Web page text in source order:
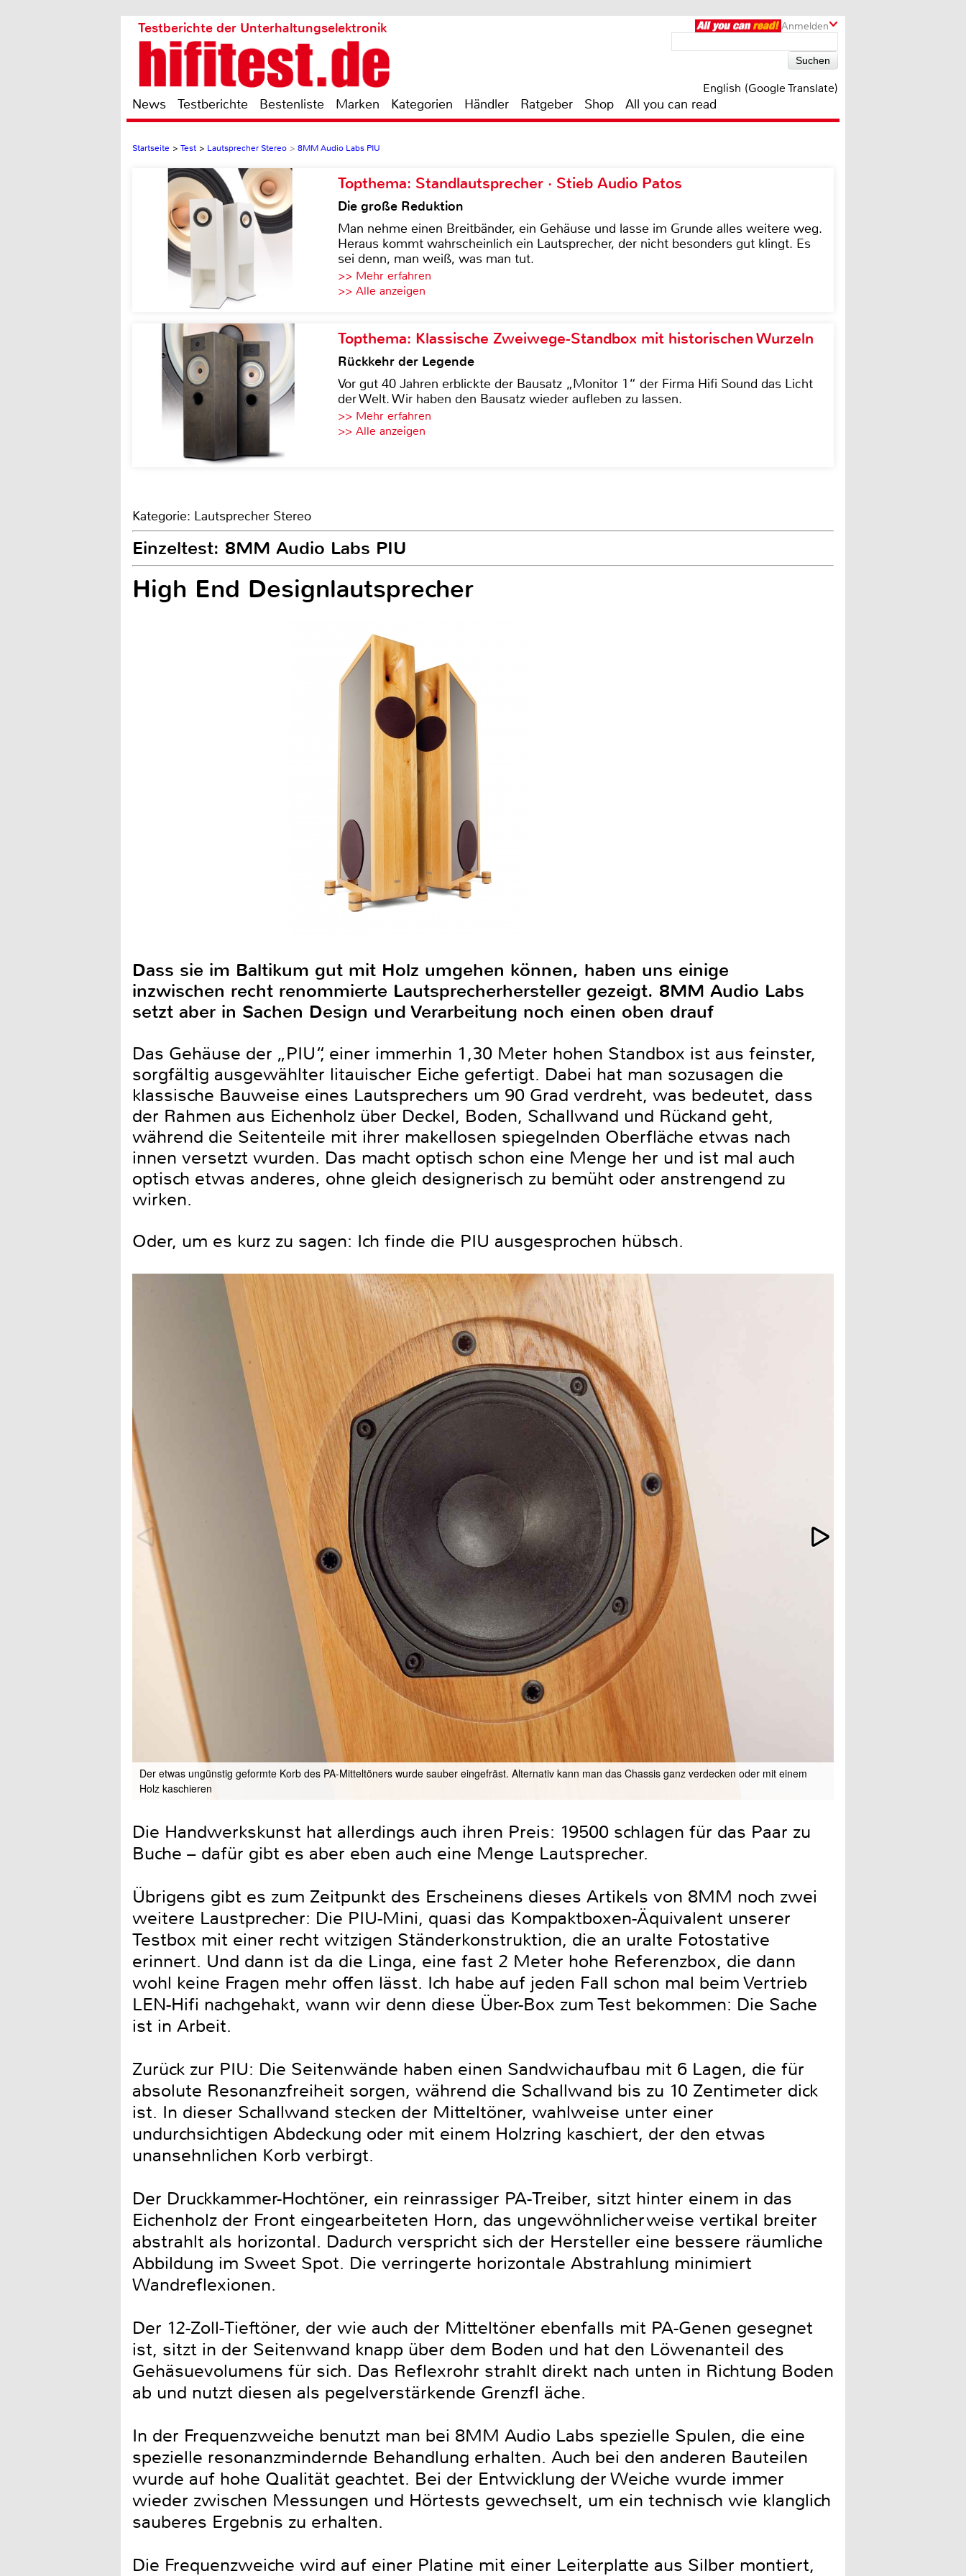
Anmelden
Testberichte der Unterhaltungselektronik
English (Google Translate)
News Testberichte Bestenliste Marken Kategorien Händler Ratgeber Shop All you can read
Startseite > Test > Lautsprecher Stereo > 8MM Audio Labs PIU
Topthema: Standlautsprecher · Stieb Audio Patos
Die große Reduktion
Man nehme einen Breitbänder, ein Gehäuse und lasse im Grunde alles weitere weg.
Heraus kommt wahrscheinlich ein Lautsprecher, der nicht besonders gut klingt. Es
sei denn, man weiß, was man tut.
>> Mehr erfahren
>> Alle anzeigen
Topthema: Klassische Zweiwege-Standbox mit historischen Wurzeln
Rückkehr der Legende
Vor gut 40 Jahren erblickte der Bausatz „Monitor 1“ der Firma Hifi Sound das Licht
der Welt. Wir haben den Bausatz wieder aufleben zu lassen.
>> Mehr erfahren
>> Alle anzeigen
Kategorie: Lautsprecher Stereo
Einzeltest: 8MM Audio Labs PIU
High End Designlautsprecher
Dass sie im Baltikum gut mit Holz umgehen können, haben uns einige
inzwischen recht renommierte Lautsprecherhersteller gezeigt. 8MM Audio Labs
setzt aber in Sachen Design und Verarbeitung noch einen oben drauf
Das Gehäuse der „PIU“, einer immerhin 1,30 Meter hohen Standbox ist aus feinster,
sorgfältig ausgewählter litauischer Eiche gefertigt. Dabei hat man sozusagen die
klassische Bauweise eines Lautsprechers um 90 Grad verdreht, was bedeutet, dass
der Rahmen aus Eichenholz über Deckel, Boden, Schallwand und Rückand geht,
während die Seitenteile mit ihrer makellosen spiegelnden Oberfläche etwas nach
innen versetzt wurden. Das macht optisch schon eine Menge her und ist mal auch
optisch etwas anderes, ohne gleich designerisch zu bemüht oder anstrengend zu
wirken.
Oder, um es kurz zu sagen: Ich finde die PIU ausgesprochen hübsch.
Der etwas ungünstig geformte Korb des PA-Mitteltöners wurde sauber eingefräst. Alternativ kann man das Chassis ganz verdecken oder mit einem
Holz kaschieren
Die Handwerkskunst hat allerdings auch ihren Preis: 19500 schlagen für das Paar zu
Buche – dafür gibt es aber eben auch eine Menge Lautsprecher.
Übrigens gibt es zum Zeitpunkt des Erscheinens dieses Artikels von 8MM noch zwei
weitere Laustprecher: Die PIU-Mini, quasi das Kompaktboxen-Äquivalent unserer
Testbox mit einer recht witzigen Ständerkonstruktion, die an uralte Fotostative
erinnert. Und dann ist da die Linga, eine fast 2 Meter hohe Referenzbox, die dann
wohl keine Fragen mehr offen lässt. Ich habe auf jeden Fall schon mal beim Vertrieb
LEN-Hifi nachgehakt, wann wir denn diese Über-Box zum Test bekommen: Die Sache
ist in Arbeit.
Zurück zur PIU: Die Seitenwände haben einen Sandwichaufbau mit 6 Lagen, die für
absolute Resonanzfreiheit sorgen, während die Schallwand bis zu 10 Zentimeter dick
ist. In dieser Schallwand stecken der Mitteltöner, wahlweise unter einer
undurchsichtigen Abdeckung oder mit einem Holzring kaschiert, der den etwas
unansehnlichen Korb verbirgt.
Der Druckkammer-Hochtöner, ein reinrassiger PA-Treiber, sitzt hinter einem in das
Eichenholz der Front eingearbeiteten Horn, das ungewöhnlicherweise vertikal breiter
abstrahlt als horizontal. Dadurch verspricht sich der Hersteller eine bessere räumliche
Abbildung im Sweet Spot. Die verringerte horizontale Abstrahlung minimiert
Wandreflexionen.
Der 12-Zoll-Tieftöner, der wie auch der Mitteltöner ebenfalls mit PA-Genen gesegnet
ist, sitzt in der Seitenwand knapp über dem Boden und hat den Löwenanteil des
Gehäsuevolumens für sich. Das Reflexrohr strahlt direkt nach unten in Richtung Boden
ab und nutzt diesen als pegelverstärkende Grenzfl äche.
In der Frequenzweiche benutzt man bei 8MM Audio Labs spezielle Spulen, die eine
spezielle resonanzmindernde Behandlung erhalten. Auch bei den anderen Bauteilen
wurde auf hohe Qualität geachtet. Bei der Entwicklung der Weiche wurde immer
wieder zwischen Messungen und Hörtests gewechselt, um ein technisch wie klanglich
sauberes Ergebnis zu erhalten.
Die Frequenzweiche wird auf einer Platine mit einer Leiterplatte aus Silber montiert,